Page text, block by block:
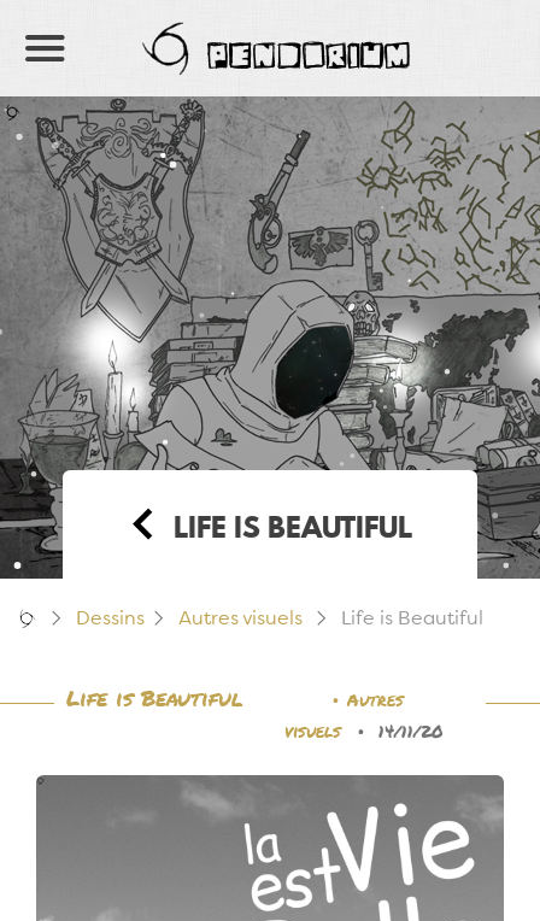
PENDORIUM
LIFE IS BEAUTIFUL
Dessins Autres visuels Life is Beautiful
Life is Beautiful •Autres
visuels
• 14/11/20